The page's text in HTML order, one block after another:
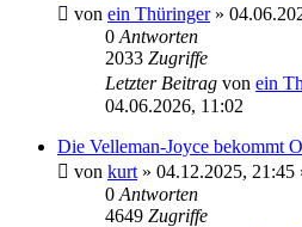
von ein Thüringer»
0 Antworten
2033 Zugriffe
Letzter Beitrag von ein
04.06.2026, 11:02
Die Velleman-Joyce bekommt
von kurt » 04.12.2025, 21:45
0 Antworten
4649 Zugriffe